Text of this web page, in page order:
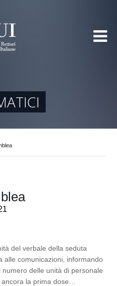
del verbale della seduta
alle comunicazioni, informando
delle unità di personale
la prima dose…